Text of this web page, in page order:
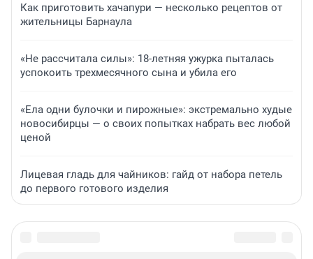
Как приготовить хачапури — несколько рецептов от
жительницы Барнаула
«Не рассчитала силы»: 18-летняя ужурка пыталась
успокоить трехмесячного сына и убила его
«Ела одни булочки и пирожные»: экстремально худые
новосибирцы — о своих попытках набрать вес любой
ценой
Лицевая гладь для чайников: гайд от набора петель
до первого готового изделия